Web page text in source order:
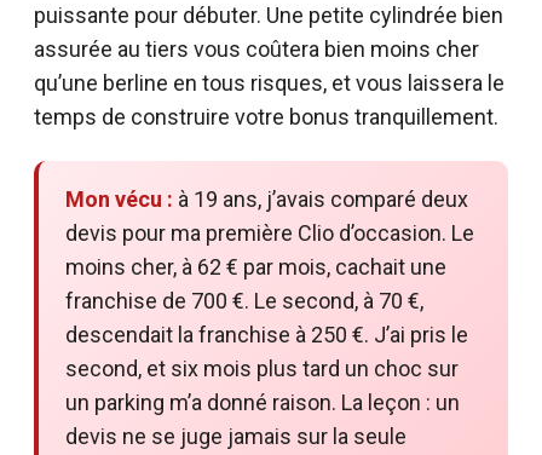
puissante pour débuter. Une petite cylindrée bien
assurée au tiers vous coûtera bien moins cher
qu’une berline en tous risques, et vous laissera le
temps de construire votre bonus tranquillement.
Mon vécu : à 19 ans, j’avais comparé deux
devis pour ma première Clio d’occasion. Le
moins cher, à 62 € par mois, cachait une
franchise de 700 €. Le second, à 70 €,
descendait la franchise à 250 €. J’ai pris le
second, et six mois plus tard un choc sur
un parking m’a donné raison. La leçon : un
devis ne se juge jamais sur la seule